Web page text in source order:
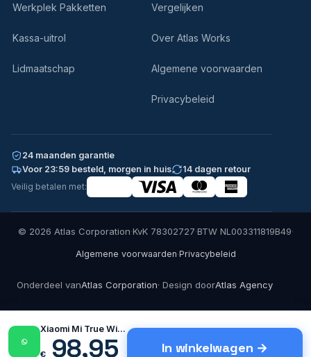
Xiaomi Mi True Wireless Earphones…
€98,95 In winkelwagen
Werkplek Pakketten
Kassa-uitrol
Lidmaatschap
Vergelijken
Over Atlas Works
Algemene voorwaarden
Privacybeleid
24 maanden garantie
Voor 23:59 besteld, morgen in huis
14 dagen retour
Veilig betalen met:
© 2026 Atlas Corporation·KvK 78302727·BTW NL003311819B49·
Algemene voorwaarden·Privacybeleid
Onderdeel vanAtlas Corporation· Design doorAtlas Agency